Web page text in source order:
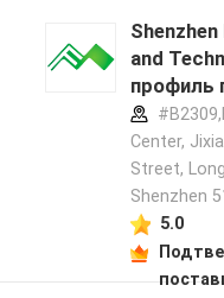
and
профиль
Center,
Street,
Shenzhen
5.0